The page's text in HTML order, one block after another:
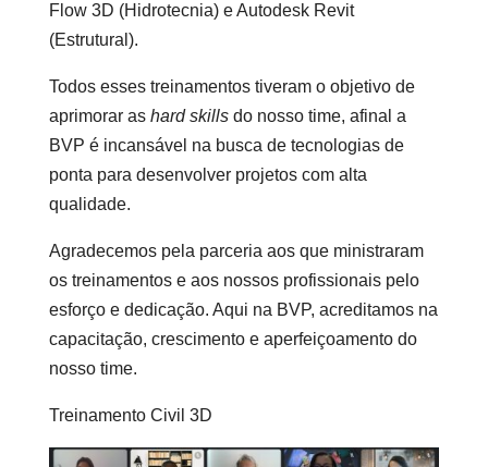
Flow 3D (Hidrotecnia) e Autodesk Revit
(Estrutural).
Todos esses treinamentos tiveram o objetivo de
aprimorar as hard skillsdo nosso time, afinal a
BVP é incansável na busca de tecnologias de
ponta para desenvolver projetos com alta
qualidade.
Agradecemos pela parceria aos que ministraram
os treinamentos e aos nossos profissionais pelo
esforço e dedicação. Aqui na BVP, acreditamos na
capacitação, crescimento e aperfeiçoamento do
nosso time.
Treinamento Civil 3D